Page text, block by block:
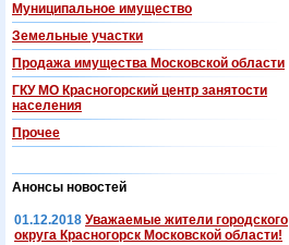
Муниципальное имущество
Земельные участки
Продажа имущества Московской области
ГКУ МО Красногорский центр занятости
населения
Прочее
Анонсы новостей
01.12.2018 Уважаемые жители городского
округа Красногорск Московской области!